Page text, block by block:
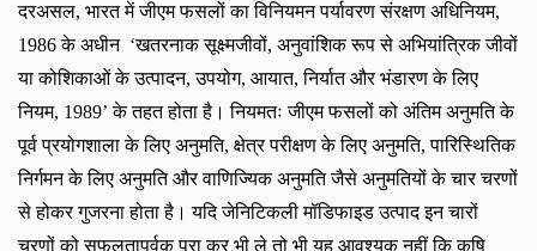
दरअसल, भारत में जीएम फसलों का विनियमन पर्यावरण संरक्षण अधिनियम,
1986 के अधीन ‘खतरनाक सूक्ष्मजीवों, अनुवांशिक रूप से अभियांत्रिक जीवों
या कोशिकाओं के उत्पादन, उपयोग, आयात, निर्यात और भंडारण के लिए
नियम, 1989’ के तहत होता है। नियमतः जीएम फसलों को अंतिम अनुमति के
पूर्व प्रयोगशाला के लिए अनुमति, क्षेत्र परीक्षण के लिए अनुमति, पारिस्थितिक
निर्गमन के लिए अनुमति और वाणिज्यिक अनुमति जैसे अनुमतियों के चार चरणों
से होकर गुजरना होता है। यदि जेनिटिकली मॉडिफाइड उत्पाद इन चारों
चरणों को सफलतापूर्वक पूरा कर भी ले तो भी यह आवश्यक नहीं कि कृषि